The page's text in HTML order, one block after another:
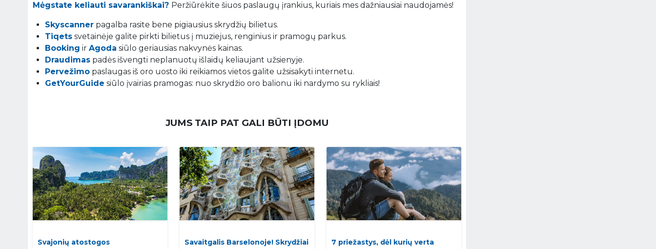
Mėgstate keliauti savarankiškai? Peržiūrėkite šiuos paslaugų įrankius, kuriais mes dažniausiai naudojamės!
Skyscanner pagalba rasite bene pigiausius skrydžių bilietus.
Tiqets svetainėje galite pirkti bilietus į muziejus, renginius ir pramogų parkus.
Booking ir Agoda siūlo geriausias nakvynės kainas.
Draudimas padės išvengti neplanuotų išlaidų keliaujant užsienyje.
Pervežimo paslaugas iš oro uosto iki reikiamos vietos galite užsisakyti internetu.
GetYourGuide siūlo įvairias pramogas: nuo skrydžio oro balionu iki nardymo su rykliais!
JUMS TAIP PAT GALI BŪTI ĮDOMU
Svajonių atostogos
Savaitgalis Barselonoje! Skrydžiai
7 priežastys, dėl kurių verta